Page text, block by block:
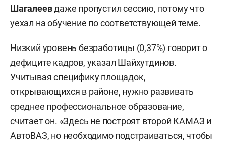
Шагалеевдаже пропустил сессию, потому что
уехал на обучение по соответствующей теме.
Низкий уровень безработицы (0,37%) говорит о
дефиците кадров, указал Шайхутдинов.
Учитывая специфику площадок,
открывающихся в районе, нужно развивать
среднее профессиональное образование,
считает он. «Здесь не построят второй КАМАЗ и
АвтоВАЗ, но необходимо подстраиваться, чтобы